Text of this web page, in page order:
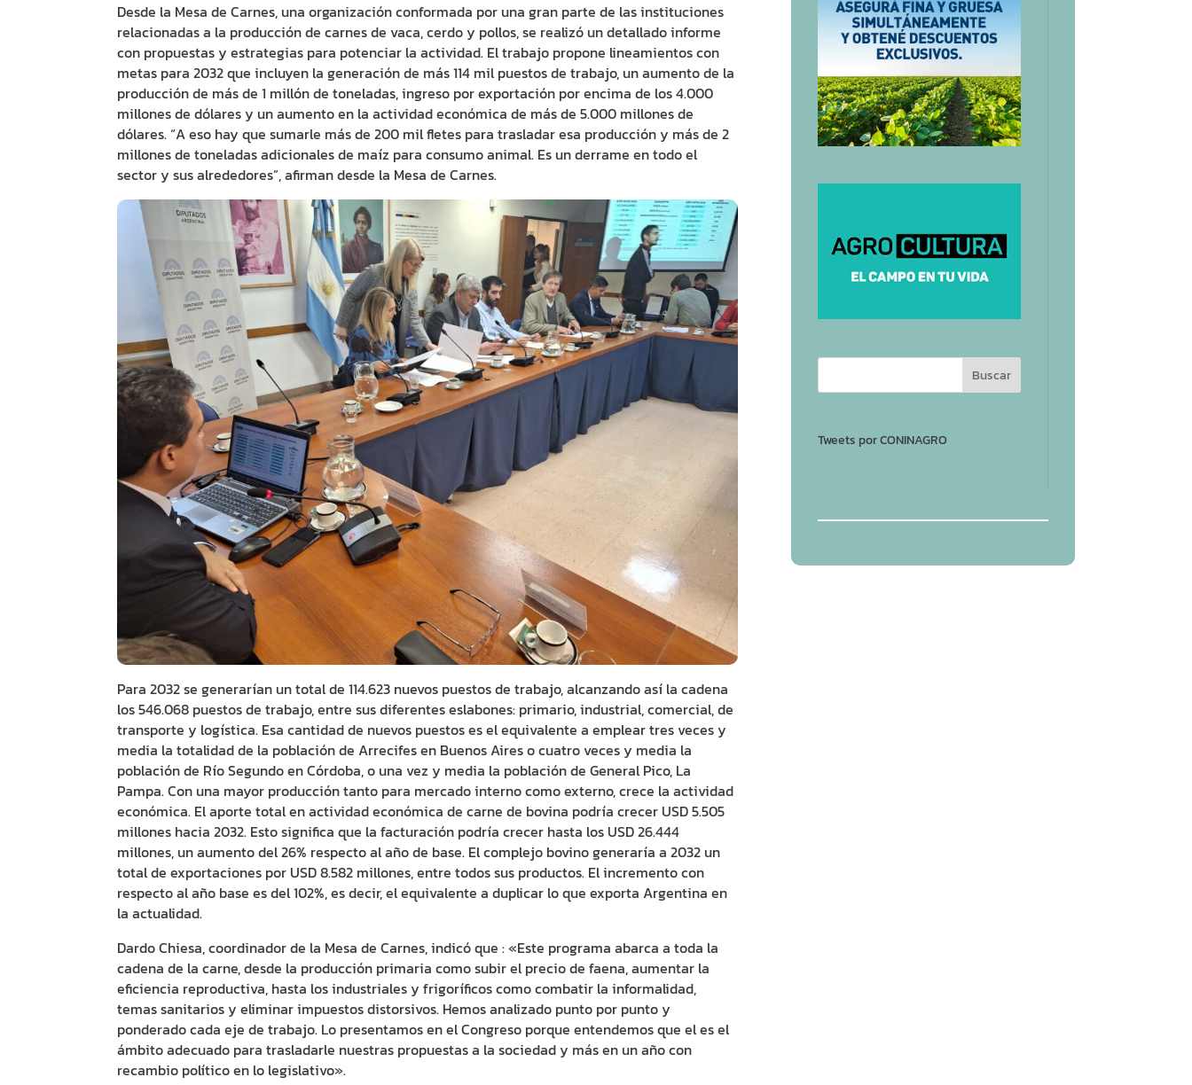
Desde la Mesa de Carnes, una organización conformada por una gran parte de las instituciones
relacionadas a la producción de carnes de vaca, cerdo y pollos, se realizó un detallado informe
con propuestas y estrategias para potenciar la actividad. El trabajo propone lineamientos con
metas para 2032 que incluyen la generación de más 114 mil puestos de trabajo, un aumento de la
producción de más de 1 millón de toneladas, ingreso por exportación por encima de los 4.000
millones de dólares y un aumento en la actividad económica de más de 5.000 millones de
dólares. “A eso hay que sumarle más de 200 mil fletes para trasladar esa producción y más de 2
millones de toneladas adicionales de maíz para consumo animal. Es un derrame en todo el
sector y sus alrededores”, afirman desde la Mesa de Carnes.
Para 2032 se generarían un total de 114.623 nuevos puestos de trabajo, alcanzando así la cadena
los 546.068 puestos de trabajo, entre sus diferentes eslabones: primario, industrial, comercial, de
transporte y logística. Esa cantidad de nuevos puestos es el equivalente a emplear tres veces y
media la totalidad de la población de Arrecifes en Buenos Aires o cuatro veces y media la
población de Río Segundo en Córdoba, o una vez y media la población de General Pico, La
Pampa. Con una mayor producción tanto para mercado interno como externo, crece la actividad
económica. El aporte total en actividad económica de carne de bovina podría crecer USD 5.505
millones hacia 2032. Esto significa que la facturación podría crecer hasta los USD 26.444
millones, un aumento del 26% respecto al año de base. El complejo bovino generaría a 2032 un
total de exportaciones por USD 8.582 millones, entre todos sus productos. El incremento con
respecto al año base es del 102%, es decir, el equivalente a duplicar lo que exporta Argentina en
la actualidad.
Dardo Chiesa, coordinador de la Mesa de Carnes, indicó que : «Este programa abarca a toda la
cadena de la carne, desde la producción primaria como subir el precio de faena, aumentar la
eficiencia reproductiva, hasta los industriales y frigoríficos como combatir la informalidad,
temas sanitarios y eliminar impuestos distorsivos. Hemos analizado punto por punto y
ponderado cada eje de trabajo. Lo presentamos en el Congreso porque entendemos que el es el
ámbito adecuado para trasladarle nuestras propuestas a la sociedad y más en un año con
recambio político en lo legislativo».
Tweets por CONINAGRO